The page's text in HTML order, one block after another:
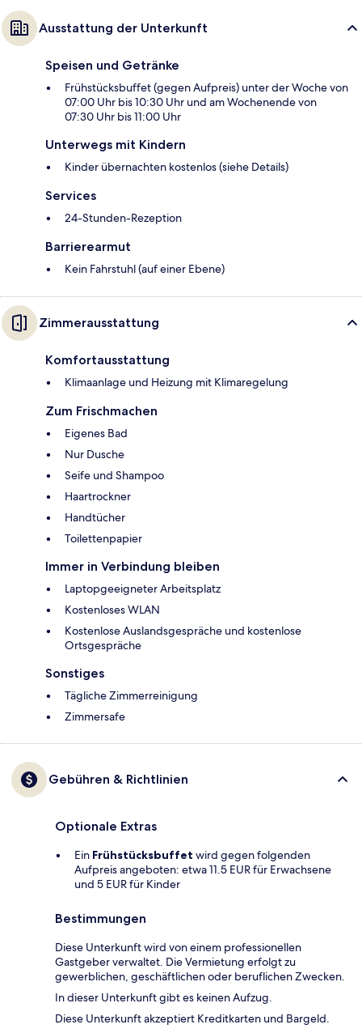
Ausstattung der Unterkunft
Speisen und Getränke
Frühstücksbuffet (gegen Aufpreis) unter der Woche von
07:00 Uhr bis 10:30 Uhr und am Wochenende von
07:30 Uhr bis 11:00 Uhr
Unterwegs mit Kindern
Kinder übernachten kostenlos (siehe Details)
Services
24-Stunden-Rezeption
Barrierearmut
Kein Fahrstuhl (auf einer Ebene)
Zimmerausstattung
Komfortausstattung
Klimaanlage und Heizung mit Klimaregelung
Zum Frischmachen
Eigenes Bad
Nur Dusche
Seife und Shampoo
Haartrockner
Handtücher
Toilettenpapier
Immer in Verbindung bleiben
Laptopgeeigneter Arbeitsplatz
Kostenloses WLAN
Kostenlose Auslandsgespräche und kostenlose
Ortsgespräche
Sonstiges
Tägliche Zimmerreinigung
Zimmersafe
Gebühren & Richtlinien
Optionale Extras
Ein Frühstücksbuffet wird gegen folgenden
Aufpreis angeboten: etwa 11.5 EUR für Erwachsene
und 5 EUR für Kinder
Bestimmungen
Diese Unterkunft wird von einem professionellen
Gastgeber verwaltet. Die Vermietung erfolgt zu
gewerblichen, geschäftlichen oder beruflichen Zwecken.
In dieser Unterkunft gibt es keinen Aufzug.
Diese Unterkunft akzeptiert Kreditkarten und Bargeld.